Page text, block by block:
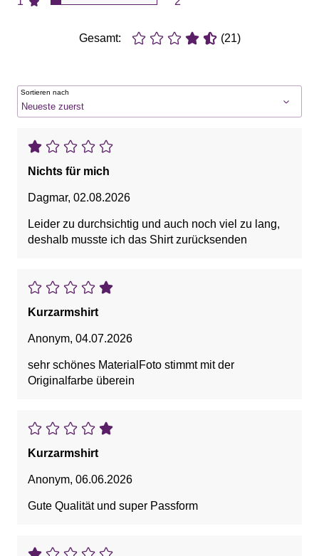
Gesamt: (21)
Sortieren nach
Nichts für mich
Dagmar, 02.08.2026
Leider zu durchsichtig und auch noch viel zu lang,
deshalb musste ich das Shirt zurücksenden
Kurzarmshirt
Anonym, 04.07.2026
sehr schönes MaterialFoto stimmt mit der
Originalfarbe überein
Kurzarmshirt
Anonym, 06.06.2026
Gute Qualität und super Passform